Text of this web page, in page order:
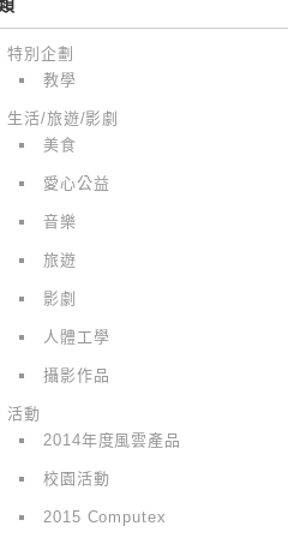
特別企劃
教學
生活/旅遊/影劇
美食
愛心公益
音樂
旅遊
影劇
人體工學
攝影作品
活動
2014年度風雲產品
校園活動
2015 Computex